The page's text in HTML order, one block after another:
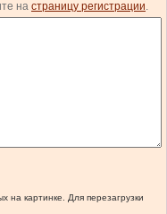
на страницу регистрации.
на картинке. Для перезагрузки